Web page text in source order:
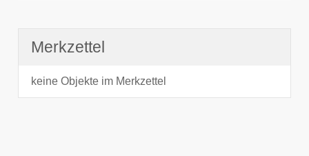
Merkzettel
keine Objekte im Merkzettel